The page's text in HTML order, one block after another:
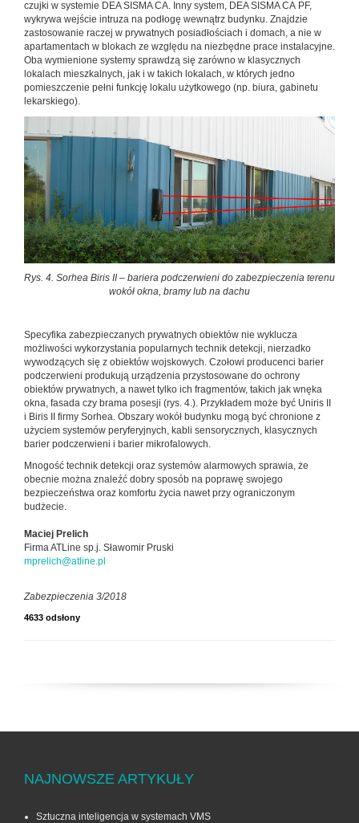
czujki w systemie DEA SISMA CA. Inny system, DEA SISMA CA PF,
wykrywa wejście intruza na podłogę wewnątrz budynku. Znajdzie
zastosowanie raczej w prywatnych posiadłościach i domach, a nie w
apartamentach w blokach ze względu na niezbędne prace instalacyjne.
Oba wymienione systemy sprawdzą się zarówno w klasycznych
lokalach mieszkalnych, jak i w takich lokalach, w których jedno
pomieszczenie pełni funkcję lokalu użytkowego (np. biura, gabinetu
lekarskiego).
Rys. 4. Sorhea Biris II – bariera podczerwieni do zabezpieczenia terenu
wokół okna, bramy lub na dachu
Specyfika zabezpieczanych prywatnych obiektów nie wyklucza
możliwości wykorzystania popularnych technik detekcji, nierzadko
wywodzących się z obiektów wojskowych. Czołowi producenci barier
podczerwieni produkują urządzenia przystosowane do ochrony
obiektów prywatnych, a nawet tylko ich fragmentów, takich jak wnęka
okna, fasada czy brama posesji (rys. 4.). Przykładem może być Uniris II
i Biris II firmy Sorhea. Obszary wokół budynku mogą być chronione z
użyciem systemów peryferyjnych, kabli sensorycznych, klasycznych
barier podczerwieni i barier mikrofalowych.
Mnogość technik detekcji oraz systemów alarmowych sprawia, że
obecnie można znaleźć dobry sposób na poprawę swojego
bezpieczeństwa oraz komfortu życia nawet przy ograniczonym
budżecie.
Maciej Prelich
Firma ATLine sp.j. Sławomir Pruski
mprelich@atline.pl
Zabezpieczenia 3/2018
4633 odsłony
NAJNOWSZE ARTYKUŁY
Sztuczna inteligencja w systemach VMS